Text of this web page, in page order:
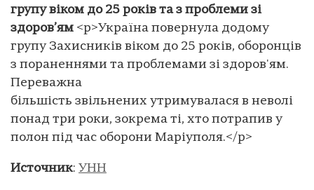
групу віком до 25 років та з проблеми зі
здоров’ям <p>Україна повернула додому
групу Захисників віком до 25 років, оборонців
з пораненнями та проблемами зі здоров'ям.
Переважна
більшість звільнених утримувалася в неволі
понад три роки, зокрема ті, хто потрапив у
полон під час оборони Маріуполя.</p>
Источник: УНН